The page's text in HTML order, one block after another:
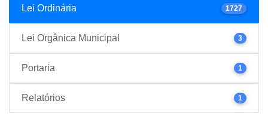
Lei Ordinária 1727
Lei Orgânica Municipal 3
Portaria 1
Relatórios 1